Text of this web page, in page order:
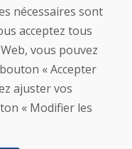
d’échange
(RGPD)
nécessaires sont
acceptez tous
vous pouvez
« Accepter
ajuster vos
« Modifier les